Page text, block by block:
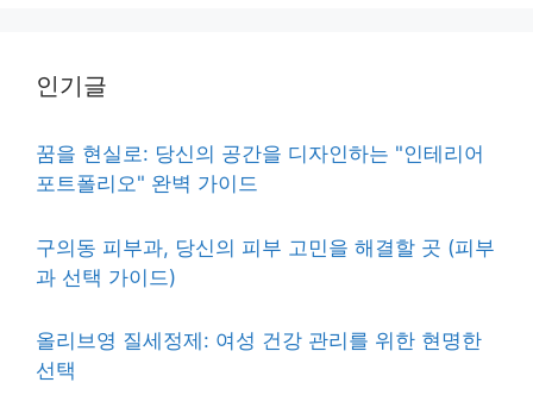
인기글
꿈을 현실로: 당신의 공간을 디자인하는 "인테리어
포트폴리오" 완벽 가이드
구의동 피부과, 당신의 피부 고민을 해결할 곳 (피부
과 선택 가이드)
올리브영 질세정제: 여성 건강 관리를 위한 현명한
선택